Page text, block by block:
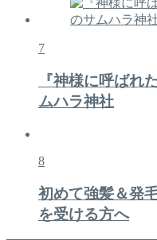
7
『神様に呼ばれ
ムハラ神社
8
初めて強髪＆発
を受ける方へ